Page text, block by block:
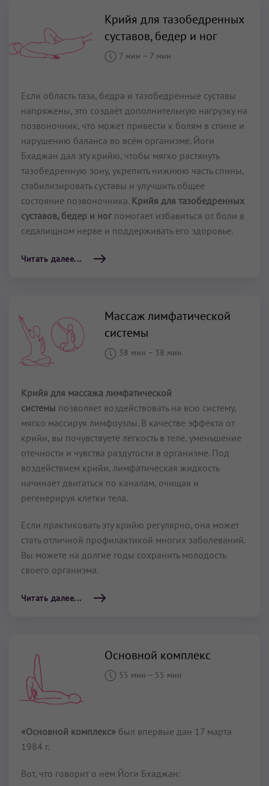
Крийя для тазобедренных
суставов, бедер и ног
7 мин – 7 мин
Если область таза, бедра и тазобедренные суставы
напряжены, это создаёт дополнительную нагрузку на
позвоночник, что может привести к болям в спине и
нарушению баланса во всём организме. Йоги
Бхаджан дал эту крийю, чтобы мягко растянуть
тазобедренную зону, укрепить нижнюю часть спины,
стабилизировать суставы и улучшить общее
состояние позвоночника. Крийя для тазобедренных
суставов, бедер и ногпомогает избавиться от боли в
седалищном нерве и поддерживать его здоровье.
Читать далее...
Массаж лимфатической
системы
38 мин – 38 мин
Крийя для массажа лимфатической
системы позволяет воздействовать на всю систему,
мягко массируя лимфоузлы. В качестве эффекта от
крийи, вы почувствуете легкость в теле, уменьшение
отечности и чувства раздутости в организме. Под
воздействием крийи, лимфатическая жидкость
начинает двигаться по каналам, очищая и
регенерируя клетки тела.
Если практиковать эту крийю регулярно, она может
стать отличной профилактикой многих заболеваний.
Вы можете на долгие годы сохранить молодость
своего организма.
Читать далее...
Основной комплекс
55 мин – 55 мин
«Основной комплекс» был впервые дан 17 марта
1984 г.
Вот, что говорит о нем Йоги Бхаджан: